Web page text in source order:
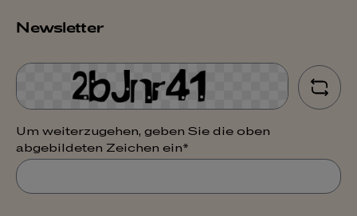
Newsletter
Um weiterzugehen, geben Sie die oben
abgebildeten Zeichen ein*